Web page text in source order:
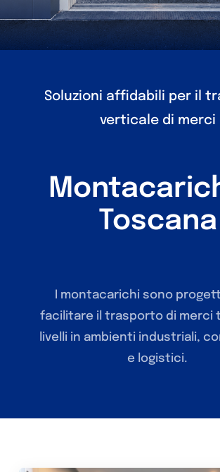
Soluzioni affidabili per il
verticale di merci
Toscana
I montacarichi sono
facilitare il trasporto di merci
livelli in ambienti industriali,
e logistici.